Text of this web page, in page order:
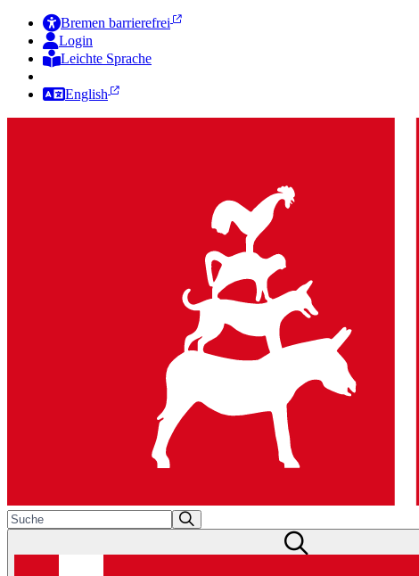
Bremen barrierefrei
Login
Leichte Sprache
English